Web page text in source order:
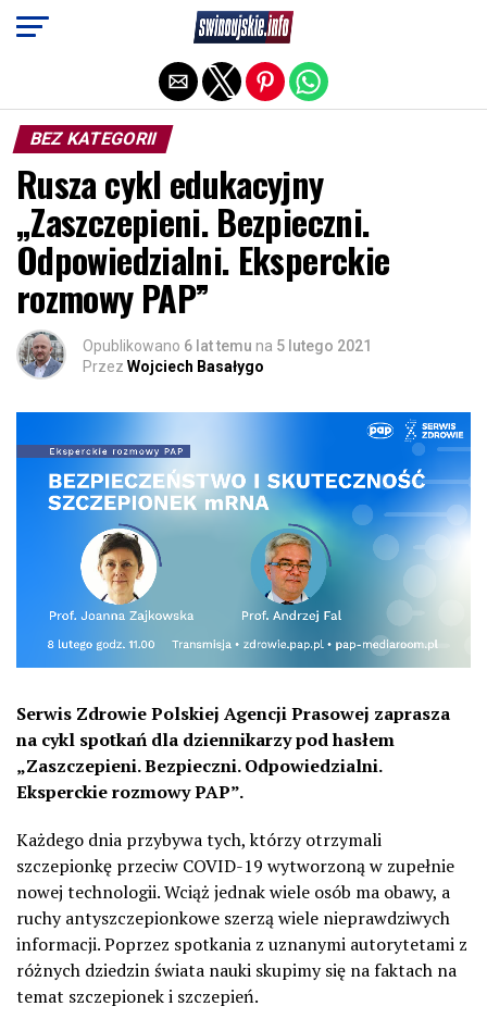
BEZ KATEGORII
Rusza cykl edukacyjny
„Zaszczepieni. Bezpieczni.
Odpowiedzialni. Eksperckie
rozmowy PAP”
Opublikowano 6 lat temu na 5 lutego 2021
Przez Wojciech Basałygo
Serwis Zdrowie Polskiej Agencji Prasowej zaprasza
na cykl spotkań dla dziennikarzy pod hasłem
„Zaszczepieni. Bezpieczni. Odpowiedzialni.
Eksperckie rozmowy PAP”.
Każdego dnia przybywa tych, którzy otrzymali
szczepionkę przeciw COVID-19 wytworzoną w zupełnie
nowej technologii. Wciąż jednak wiele osób ma obawy, a
ruchy antyszczepionkowe szerzą wiele nieprawdziwych
informacji. Poprzez spotkania z uznanymi autorytetami z
różnych dziedzin świata nauki skupimy się na faktach na
temat szczepionek i szczepień.
Exit mobile version